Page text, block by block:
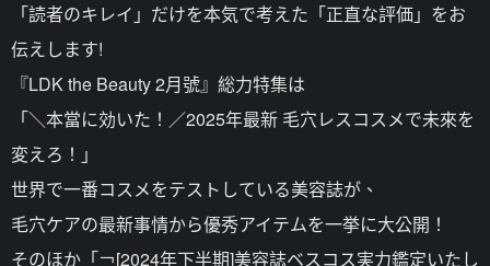
「読者のキレイ」だけを本気で考えた「正直な評価」をお
伝えします!
『LDK the Beauty 2月號』総力特集は
「＼本當に効いた！／2025年最新 毛穴レスコスメで未來を
変えろ！」
世界で一番コスメをテストしている美容誌が、
毛穴ケアの最新事情から優秀アイテムを一挙に大公開！
そのほか「￢[2024年下半期]美容誌ベスコス実力鑑定いたし